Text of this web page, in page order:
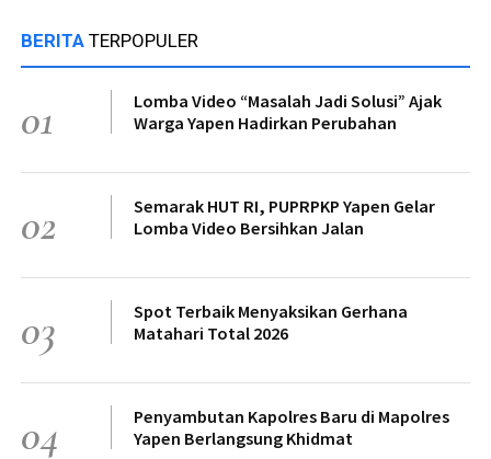
BERITA TERPOPULER
01
Lomba Video “Masalah Jadi Solusi” Ajak
Warga Yapen Hadirkan Perubahan
02
Semarak HUT RI, PUPRPKP Yapen Gelar
Lomba Video Bersihkan Jalan
03
Spot Terbaik Menyaksikan Gerhana
Matahari Total 2026
04
Penyambutan Kapolres Baru di Mapolres
Yapen Berlangsung Khidmat